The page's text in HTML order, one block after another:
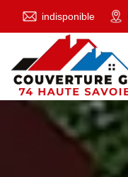
indisponible